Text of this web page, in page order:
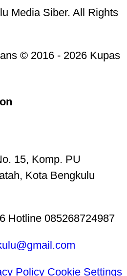
Media Siber. All Rights
© 2016 - 2026 Kupas
15, Komp. PU
Kota Bengkulu
Hotline 085268724987
Policy Cookie Settings